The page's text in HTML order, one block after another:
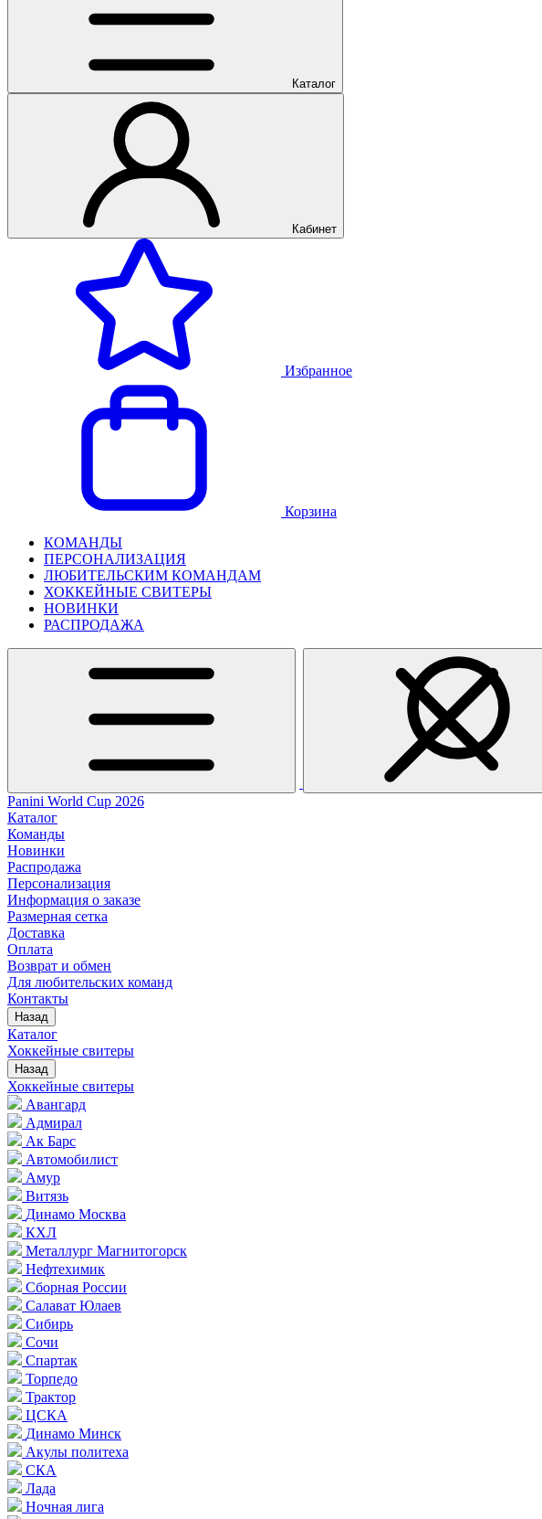
Каталог
Кабинет
Избранное
Корзина
КОМАНДЫ
ПЕРСОНАЛИЗАЦИЯ
ЛЮБИТЕЛЬСКИМ КОМАНДАМ
ХОККЕЙНЫЕ СВИТЕРЫ
НОВИНКИ
РАСПРОДАЖА
Panini World Cup 2026
Каталог
Команды
Новинки
Распродажа
Персонализация
Информация о заказе
Размерная сетка
Доставка
Оплата
Возврат и обмен
Для любительских команд
Контакты
Назад
Каталог
Хоккейные свитеры
Назад
Хоккейные свитеры
Авангард
Адмирал
Ак Барс
Автомобилист
Амур
Витязь
Динамо Москва
КХЛ
Металлург Магнитогорск
Нефтехимик
Сборная России
Салават Юлаев
Сибирь
Сочи
Спартак
Торпедо
Трактор
ЦСКА
Динамо Минск
Акулы политеха
СКА
Лада
Ночная лига